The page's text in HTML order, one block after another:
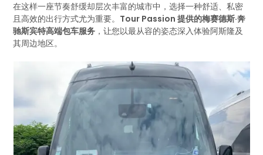
在这样一座节奏舒缓却层次丰富的城市中，选择一种舒适、私密
且高效的出行方式尤为重要。 Tour Passion 提供的梅赛德斯·奔
驰斯宾特高端包车服务 ，让您以最从容的姿态深入体验阿斯隆及
其周边地区。